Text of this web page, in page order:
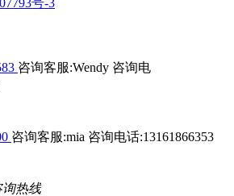
号-3
咨询客服:Wendy 咨询电
咨询客服:mia 咨询电话:13161866353